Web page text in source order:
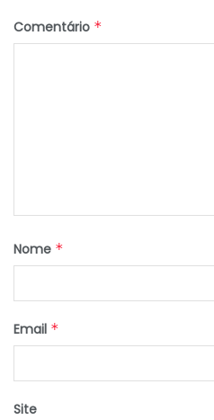
Comentário *
Nome *
Email *
Site